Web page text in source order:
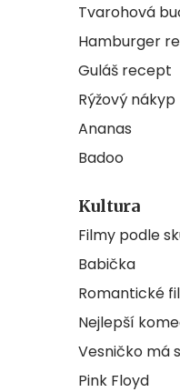
Tvarohová
Hamburger
Guláš recept
Rýžový nákyp
Ananas
Badoo
Kultura
Filmy podle
Babička
Romantické
Nejlepší
Vesničko má
Pink Floyd